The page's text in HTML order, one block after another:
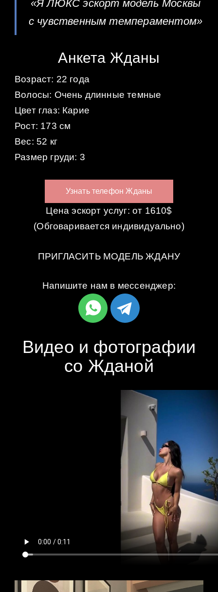
«Я ЛЮКС эскорт модель Москвы
с чувственным темпераментом»
Анкета Жданы
Возраст: 22 года
Волосы: Очень длинные темные
Цвет глаз: Карие
Рост: 173 см
Вес: 52 кг
Размер груди: 3
Узнать телефон Жданы
Цена эскорт услуг: от 1610$
(Обговаривается индивидуально)
ПРИГЛАСИТЬ МОДЕЛЬ ЖДАНУ
Напишите нам в мессенджер:
Видео и фотографии
со Жданой